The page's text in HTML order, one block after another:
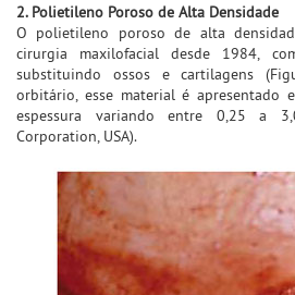
2. Polietileno Poroso de Alta Densidade
O polietileno poroso de alta
cirurgia maxilofacial desde 1984,
substituindo ossos e cartilagens
orbitário, esse material é apresentado
espessura variando entre 0,25 a
Corporation, USA).